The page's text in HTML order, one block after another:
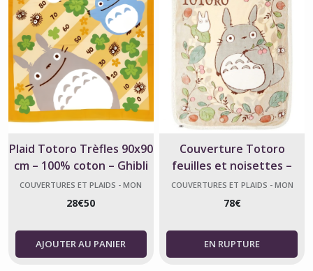
Plaid Totoro Trèfles 90x90
cm – 100% coton – Ghibli
COUVERTURES ET PLAIDS - MON
28€50
AJOUTER AU PANIER
Couverture Totoro
feuilles et noisettes –
Studio Ghibli
COUVERTURES ET PLAIDS - MON
78€